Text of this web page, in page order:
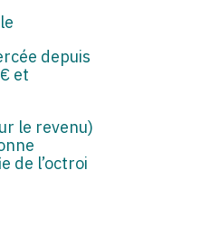
depuis
et
le revenu)
de l’octroi